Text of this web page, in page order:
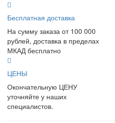
Бесплатная доставка
На сумму заказа от 100 000
рублей, доставка в пределах
МКАД бесплатно
ЦЕНЫ
Окончательную ЦЕНУ
уточняйте у наших
специалистов.